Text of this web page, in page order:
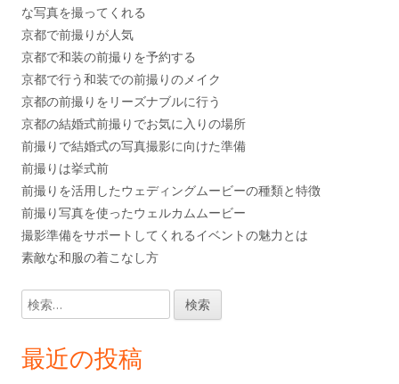
な写真を撮ってくれる
京都で前撮りが人気
京都で和装の前撮りを予約する
京都で行う和装での前撮りのメイク
京都の前撮りをリーズナブルに行う
京都の結婚式前撮りでお気に入りの場所
前撮りで結婚式の写真撮影に向けた準備
前撮りは挙式前
前撮りを活用したウェディングムービーの種類と特徴
前撮り写真を使ったウェルカムムービー
撮影準備をサポートしてくれるイベントの魅力とは
素敵な和服の着こなし方
検
索:
最近の投稿